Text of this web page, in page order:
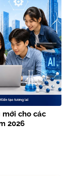
mới cho các
2026